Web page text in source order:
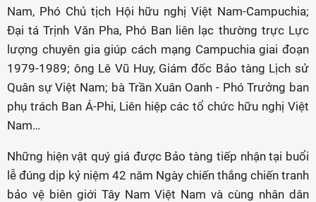
Nam, Phó Chủ tịch Hội hữu nghị Việt Nam-Campuchia;
Đại tá Trịnh Văn Pha, Phó Ban liên lạc thường trực Lực
lượng chuyên gia giúp cách mạng Campuchia giai đoạn
1979-1989; ông Lê Vũ Huy, Giám đốc Bảo tàng Lịch sử
Quân sự Việt Nam; bà Trần Xuân Oanh - Phó Trưởng ban
phụ trách Ban Á-Phi, Liên hiệp các tổ chức hữu nghị Việt
Nam…
Những hiện vật quý giá được Bảo tàng tiếp nhận tại buổi
lễ đúng dịp kỷ niệm 42 năm Ngày chiến thắng chiến tranh
bảo vệ biên giới Tây Nam Việt Nam và cùng nhân dân